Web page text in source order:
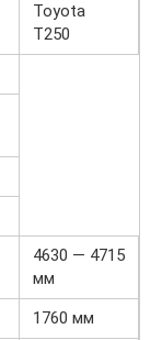
Toyota
T250
4630 — 4715
мм
1760 мм